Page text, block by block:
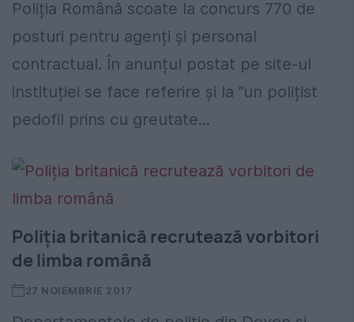
Poliția Română scoate la concurs 770 de
posturi pentru agenți și personal
contractual. În anunțul postat pe site-ul
instituției se face referire și la ”un polițist
pedofil prins cu greutate...
Poliția britanică recrutează vorbitori
de limba română
27 NOIEMBRIE 2017